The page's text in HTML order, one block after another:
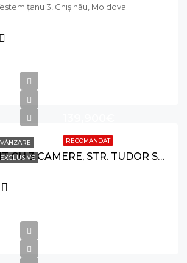
3, Chișinău, Moldova
RECOMANDAT
VÂNZARE
EXCLUSIVE
APARTAMENT CU 3 CAMERE, STR. TUDOR STRISCA, BOTANICA